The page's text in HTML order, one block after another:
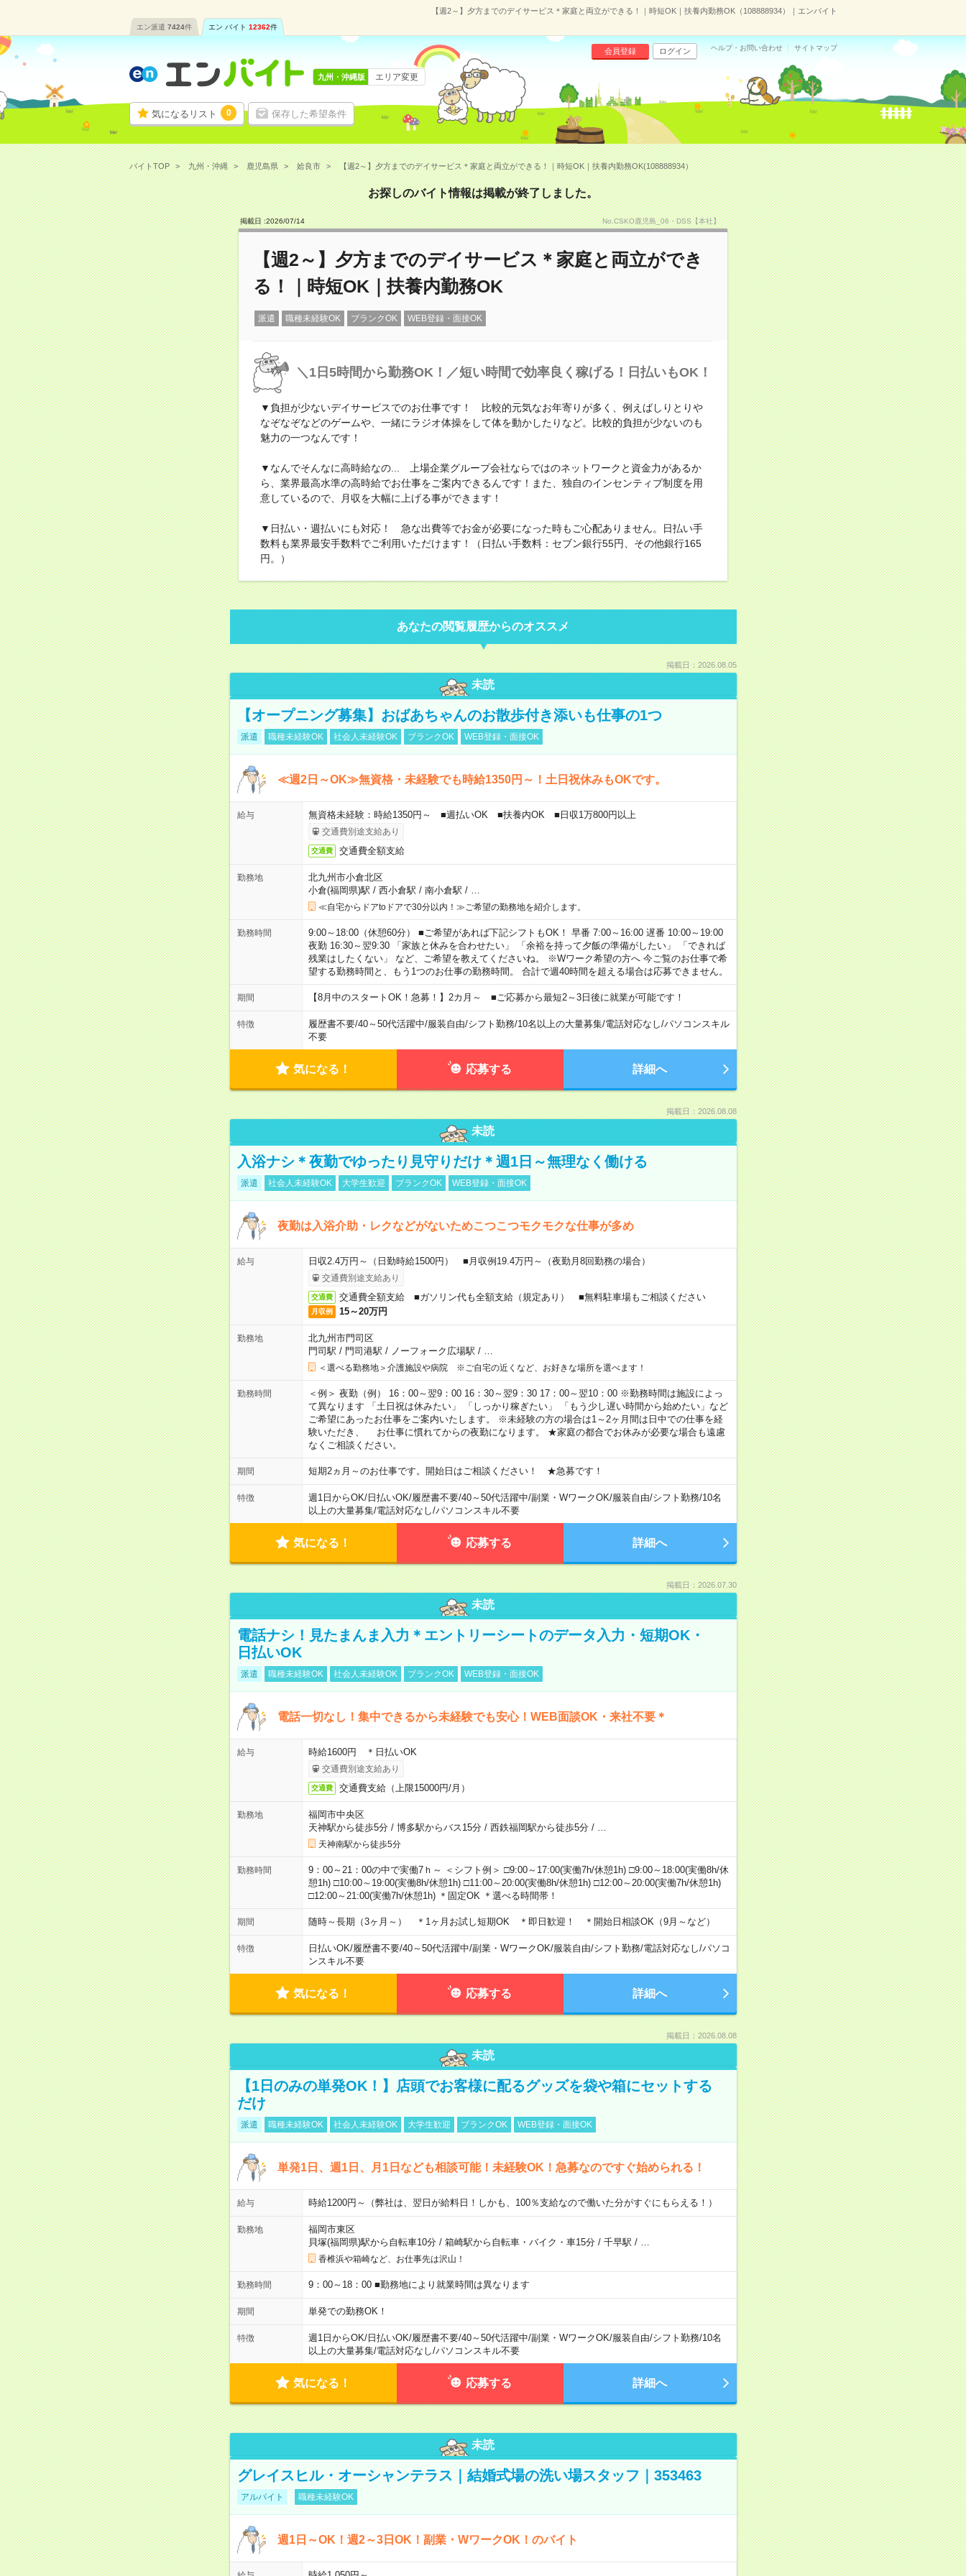
【週2～】夕方までのデイサービス＊家庭と両立ができる！｜時短OK｜扶養内勤務OK（108888934）｜エンバイト
エン派遣 7424件 エン バイト 12362件
気になるリスト 0 保存した希望条件
会員登録 ログイン ヘルプ・お問い合わせ サイトマップ
九州・沖縄版 エリア変更
バイトTOP 九州・沖縄 鹿児島県 姶良市 【週2～】夕方までのデイサービス＊家庭と両立ができる！｜時短OK｜扶養内勤務OK(108888934）
お探しのバイト情報は掲載が終了しました。
掲載日 :2026/07/14 No.CSKO鹿児島_06・DSS【本社】
【週2～】夕方までのデイサービス＊家庭と両立ができ
る！｜時短OK｜扶養内勤務OK
派遣 職種未経験OK ブランクOK WEB登録・面接OK
＼1日5時間から勤務OK！／短い時間で効率良く稼げる！日払いもOK！
▼負担が少ないデイサービスでのお仕事です！ 比較的元気なお年寄りが多く、例えばしりとりや
なぞなぞなどのゲームや、一緒にラジオ体操をして体を動かしたりなど。比較的負担が少ないのも
魅力の一つなんです！
▼なんでそんなに高時給なの... 上場企業グループ会社ならではのネットワークと資金力があるか
ら、業界最高水準の高時給でお仕事をご案内できるんです！また、独自のインセンティブ制度を用
意しているので、月収を大幅に上げる事ができます！
▼日払い・週払いにも対応！ 急な出費等でお金が必要になった時もご心配ありません。日払い手
数料も業界最安手数料でご利用いただけます！（日払い手数料：セブン銀行55円、その他銀行165
円。）
あなたの閲覧履歴からのオススメ
掲載日：2026.08.05
未読
【オープニング募集】おばあちゃんのお散歩付き添いも仕事の1つ
派遣 職種未経験OK 社会人未経験OK ブランクOK WEB登録・面接OK
≪週2日～OK≫無資格・未経験でも時給1350円～！土日祝休みもOKです。
給与 無資格未経験：時給1350円～ ■週払いOK ■扶養内OK ■日収1万800円以上
交通費別途支給あり
交通費 交通費全額支給
勤務地
北九州市小倉北区
小倉(福岡県)駅 / 西小倉駅 / 南小倉駅 /
≪自宅からドアtoドアで30分以内！≫ご希望の勤務地を紹介します。
勤務時間
9:00～18:00（休憩60分） ■ご希望があれば下記シフトもOK！ 早番 7:00～16:00 遅番 10:00～19:00
夜勤 16:30～翌9:30 「家族と休みを合わせたい」 「余裕を持って夕飯の準備がしたい」 「できれば
残業はしたくない」 など、ご希望を教えてくださいね。 ※Wワーク希望の方へ 今ご覧のお仕事で希
望する勤務時間と、もう1つのお仕事の勤務時間。 合計で週40時間を超える場合は応募できません。
期間 【8月中のスタートOK！急募！】2カ月～ ■ご応募から最短2～3日後に就業が可能です！
特徴 履歴書不要/40～50代活躍中/服装自由/シフト勤務/10名以上の大量募集/電話対応なし/パソコンスキル
不要
気になる！ 応募する 詳細へ
掲載日：2026.08.08
未読
入浴ナシ＊夜勤でゆったり見守りだけ＊週1日～無理なく働ける
派遣 社会人未経験OK 大学生歓迎 ブランクOK WEB登録・面接OK
夜勤は入浴介助・レクなどがないためこつこつモクモクな仕事が多め
給与 日収2.4万円～（日勤時給1500円） ■月収例19.4万円～（夜勤月8回勤務の場合）
交通費別途支給あり
交通費 交通費全額支給 ■ガソリン代も全額支給（規定あり） ■無料駐車場もご相談ください
月収例 15～20万円
勤務地
北九州市門司区
門司駅 / 門司港駅 / ノーフォーク広場駅 /
＜選べる勤務地＞介護施設や病院 ※ご自宅の近くなど、お好きな場所を選べます！
勤務時間
＜例＞ 夜勤（例） 16：00～翌9：00 16：30～翌9：30 17：00～翌10：00 ※勤務時間は施設によっ
て異なります 「土日祝は休みたい」 「しっかり稼ぎたい」 「もう少し遅い時間から始めたい」など
ご希望にあったお仕事をご案内いたします。 ※未経験の方の場合は1～2ヶ月間は日中での仕事を経
験いただき、 お仕事に慣れてからの夜勤になります。 ★家庭の都合でお休みが必要な場合も遠慮
なくご相談ください。
期間 短期2ヵ月～のお仕事です。開始日はご相談ください！ ★急募です！
特徴 週1日からOK/日払いOK/履歴書不要/40～50代活躍中/副業・WワークOK/服装自由/シフト勤務/10名
以上の大量募集/電話対応なし/パソコンスキル不要
気になる！ 応募する 詳細へ
掲載日：2026.07.30
未読
電話ナシ！見たまんま入力＊エントリーシートのデータ入力・短期OK・
日払いOK
派遣 職種未経験OK 社会人未経験OK ブランクOK WEB登録・面接OK
電話一切なし！集中できるから未経験でも安心！WEB面談OK・来社不要＊
給与 時給1600円 ＊日払いOK
交通費別途支給あり
交通費 交通費支給（上限15000円/月）
勤務地
福岡市中央区
天神駅から徒歩5分/ 博多駅からバス15分/ 西鉄福岡駅から徒歩5分/
天神南駅から徒歩5分
勤務時間
9：00～21：00の中で実働7ｈ～ ＜シフト例＞ □9:00～17:00(実働7h/休憩1h) □9:00～18:00(実働8h/休
憩1h) □10:00～19:00(実働8h/休憩1h) □11:00～20:00(実働8h/休憩1h) □12:00～20:00(実働7h/休憩1h)
□12:00～21:00(実働7h/休憩1h) ＊固定OK ＊選べる時間帯！
期間 随時～長期（3ヶ月～） ＊1ヶ月お試し短期OK ＊即日歓迎！ ＊開始日相談OK（9月～など）
特徴 日払いOK/履歴書不要/40～50代活躍中/副業・WワークOK/服装自由/シフト勤務/電話対応なし/パソコ
ンスキル不要
気になる！ 応募する 詳細へ
掲載日：2026.08.08
未読
【1日のみの単発OK！】店頭でお客様に配るグッズを袋や箱にセットする
だけ
派遣 職種未経験OK 社会人未経験OK 大学生歓迎 ブランクOK WEB登録・面接OK
単発1日、週1日、月1日なども相談可能！未経験OK！急募なのですぐ始められる！
給与 時給1200円～（弊社は、翌日が給料日！しかも、100％支給なので働いた分がすぐにもらえる！）
勤務地
福岡市東区
貝塚(福岡県)駅から自転車10分/ 箱崎駅から自転車・バイク・車15分/ 千早駅 /
香椎浜や箱崎など、お仕事先は沢山！
勤務時間 9：00～18：00 ■勤務地により就業時間は異なります
期間 単発での勤務OK！
特徴 週1日からOK/日払いOK/履歴書不要/40～50代活躍中/副業・WワークOK/服装自由/シフト勤務/10名
以上の大量募集/電話対応なし/パソコンスキル不要
気になる！ 応募する 詳細へ
未読
グレイスヒル・オーシャンテラス｜結婚式場の洗い場スタッフ｜353463
アルバイト 職種未経験OK
週1日～OK！週2～3日OK！副業・WワークOK！のバイト